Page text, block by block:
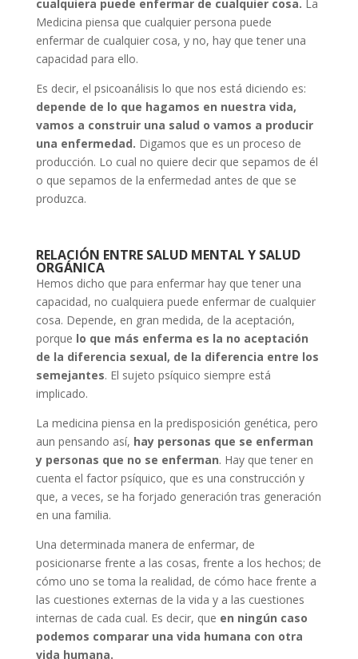
cualquiera puede enfermar de cualquier cosa. La
Medicina piensa que cualquier persona puede
enfermar de cualquier cosa, y no, hay que tener una
capacidad para ello.
Es decir, el psicoanálisis lo que nos está diciendo es:
depende de lo que hagamos en nuestra vida,
vamos a construir una salud o vamos a producir
una enfermedad. Digamos que es un proceso de
producción. Lo cual no quiere decir que sepamos de él
o que sepamos de la enfermedad antes de que se
produzca.
RELACIÓN ENTRE SALUD MENTAL Y SALUD
ORGÁNICA
Hemos dicho que para enfermar hay que tener una
capacidad, no cualquiera puede enfermar de cualquier
cosa. Depende, en gran medida, de la aceptación,
porque lo que más enferma es la no aceptación
de la diferencia sexual, de la diferencia entre los
semejantes. El sujeto psíquico siempre está
implicado.
La medicina piensa en la predisposición genética, pero
aun pensando así, hay personas que se enferman
y personas que no se enferman. Hay que tener en
cuenta el factor psíquico, que es una construcción y
que, a veces, se ha forjado generación tras generación
en una familia.
Una determinada manera de enfermar, de
posicionarse frente a las cosas, frente a los hechos; de
cómo uno se toma la realidad, de cómo hace frente a
las cuestiones externas de la vida y a las cuestiones
internas de cada cual. Es decir, que en ningún caso
podemos comparar una vida humana con otra
vida humana.